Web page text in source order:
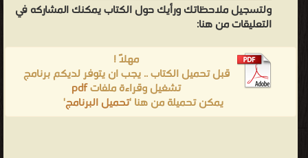
ولتسجيل ملاحظاتك ورأيك حول الكتاب يمكنك المشاركه في
التعليقات من هنا:
مهلاً !
قبل تحميل الكتاب .. يجب ان يتوفر لديكم برنامج
تشغيل وقراءة ملفاتpdf
يمكن تحميلة من هنا 'تحميل البرنامج'